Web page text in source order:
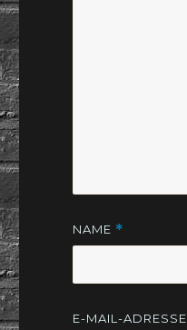
NAME *
E-MAIL-ADRESSE